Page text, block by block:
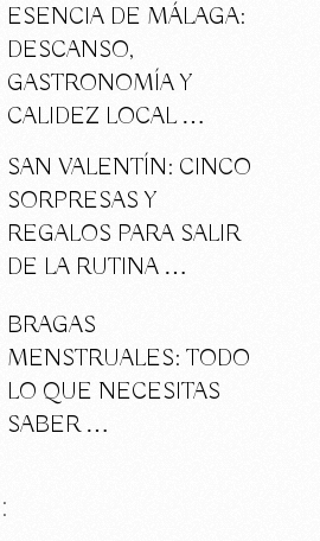
ESENCIA DE MÁLAGA:
DESCANSO,
GASTRONOMÍA Y
CALIDEZ LOCAL …
SAN VALENTÍN: CINCO
SORPRESAS Y
REGALOS PARA SALIR
DE LA RUTINA …
BRAGAS
MENSTRUALES: TODO
LO QUE NECESITAS
SABER …